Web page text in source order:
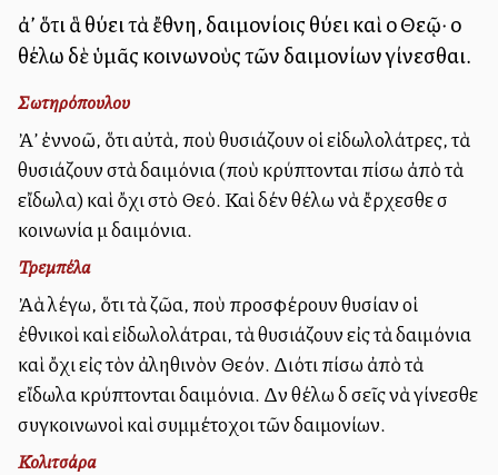
ἀλλ’ ὅτι ἃ θύει τὰ ἔθνη, δαιμονίοις θύει καὶ οὐ Θεῷ· οὐ
θέλω δὲ ὑμᾶς κοινωνοὺς τῶν δαιμονίων γίνεσθαι.
Σωτηρόπουλου
Ἀλλ’ ἐννοῶ, ὅτι αὐτὰ, ποὺ θυσιάζουν οἱ εἰδωλολάτρες, τὰ
θυσιάζουν στὰ δαιμόνια (ποὺ κρύπτονται πίσω ἀπὸ τὰ
εἴδωλα) καὶ ὄχι στὸ Θεό. Καὶ δέν θέλω νὰ ἔρχεσθε σὲ
κοινωνία μὲ δαιμόνια.
Τρεμπέλα
Ἀλλὰ λέγω, ὅτι τὰ ζῶα, ποὺ προσφέρουν θυσίαν οἱ
ἐθνικοὶ καὶ εἰδωλολάτραι, τὰ θυσιάζουν εἰς τὰ δαιμόνια
καὶ ὄχι εἰς τὸν ἀληθινὸν Θεόν. Διότι πίσω ἀπὸ τὰ
εἴδωλα κρύπτονται δαιμόνια. Δὲν θέλω δὲ σεῖς νὰ γίνεσθε
συγκοινωνοὶ καὶ συμμέτοχοι τῶν δαιμονίων.
Κολιτσάρα